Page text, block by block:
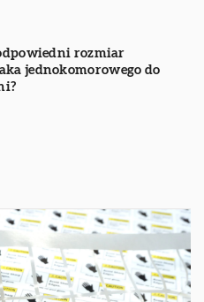
rozmiar
jednokomorowego do